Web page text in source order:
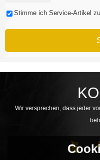
Stimme ich Service-Artikel
Wir versprechen, dass jeder